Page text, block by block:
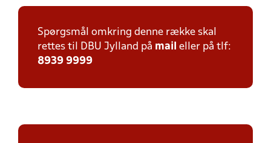
Spørgsmål omkring denne række skal
rettes til DBU Jylland på mail eller på tlf:
8939 9999